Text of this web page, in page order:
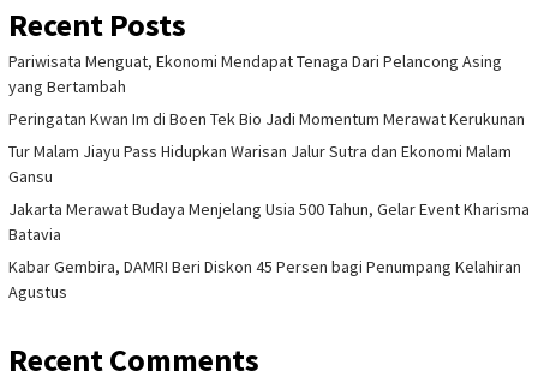
Recent Posts
Pariwisata Menguat, Ekonomi Mendapat Tenaga Dari Pelancong Asing
yang Bertambah
Peringatan Kwan Im di Boen Tek Bio Jadi Momentum Merawat Kerukunan
Tur Malam Jiayu Pass Hidupkan Warisan Jalur Sutra dan Ekonomi Malam
Gansu
Jakarta Merawat Budaya Menjelang Usia 500 Tahun, Gelar Event Kharisma
Batavia
Kabar Gembira, DAMRI Beri Diskon 45 Persen bagi Penumpang Kelahiran
Agustus
Recent Comments